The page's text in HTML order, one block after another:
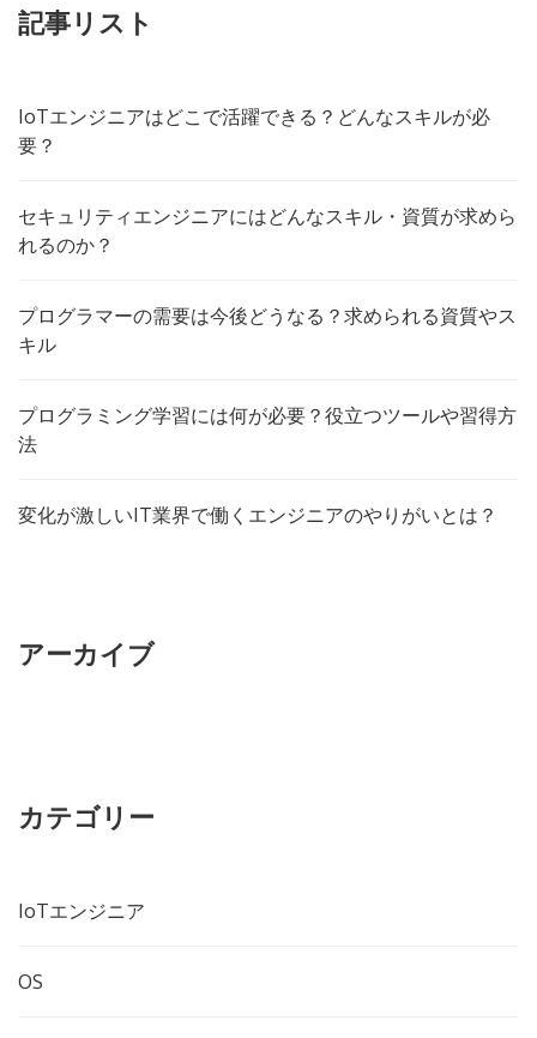
記事リスト
IoTエンジニアはどこで活躍できる？どんなスキルが必
要？
セキュリティエンジニアにはどんなスキル・資質が求めら
れるのか？
プログラマーの需要は今後どうなる？求められる資質やス
キル
プログラミング学習には何が必要？役立つツールや習得方
法
変化が激しいIT業界で働くエンジニアのやりがいとは？
アーカイブ
カテゴリー
IoTエンジニア
OS